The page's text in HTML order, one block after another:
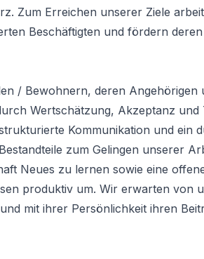
Zum Erreichen unserer Ziele
Beschäftigten und fördern
/ Bewohnern, deren Angehörigen
Wertschätzung, Akzeptanz und
Kommunikation und ein
zum Gelingen unserer
Neues zu lernen sowie eine
produktiv um. Wir erwarten von
mit ihrer Persönlichkeit ihren